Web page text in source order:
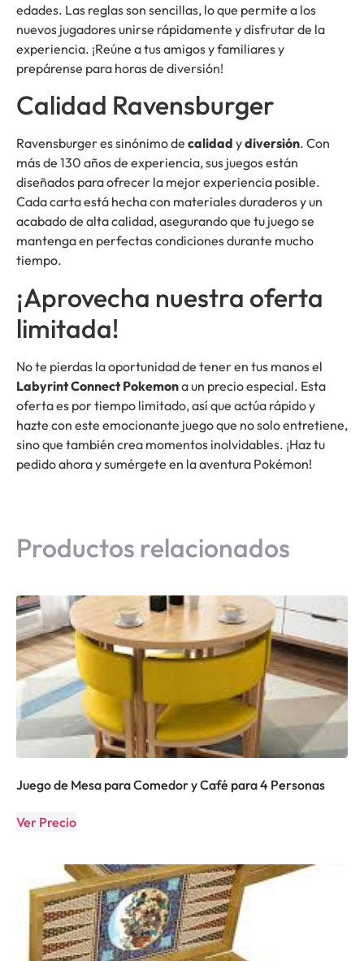
edades. Las reglas son sencillas, lo que permite a los
nuevos jugadores unirse rápidamente y disfrutar de la
experiencia. ¡Reúne a tus amigos y familiares y
prepárense para horas de diversión!
Calidad Ravensburger
Ravensburger es sinónimo de calidad ydiversión. Con
más de 130 años de experiencia, sus juegos están
diseñados para ofrecer la mejor experiencia posible.
Cada carta está hecha con materiales duraderos y un
acabado de alta calidad, asegurando que tu juego se
mantenga en perfectas condiciones durante mucho
tiempo.
¡Aprovecha nuestra oferta
limitada!
No te pierdas la oportunidad de tener en tus manos el
Labyrint Connect Pokemona un precio especial. Esta
oferta es por tiempo limitado, así que actúa rápido y
hazte con este emocionante juego que no solo entretiene,
sino que también crea momentos inolvidables. ¡Haz tu
pedido ahora y sumérgete en la aventura Pokémon!
Productos relacionados
Juego de Mesa para Comedor y Café para 4 Personas
Ver Precio